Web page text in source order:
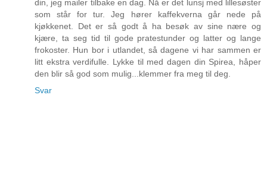
din, jeg mailer tilbake en dag. Nå er det lunsj med lillesøster
som står for tur. Jeg hører kaffekverna går nede på
kjøkkenet. Det er så godt å ha besøk av sine nære og
kjære, ta seg tid til gode pratestunder og latter og lange
frokoster. Hun bor i utlandet, så dagene vi har sammen er
litt ekstra verdifulle. Lykke til med dagen din Spirea, håper
den blir så god som mulig...klemmer fra meg til deg.
Svar